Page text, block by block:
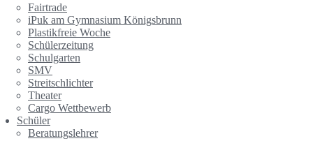
Fairtrade
iPuk am Gymnasium Königsbrunn
Plastikfreie Woche
Schülerzeitung
Schulgarten
SMV
Streitschlichter
Theater
Cargo Wettbewerb
Schüler
Beratungslehrer